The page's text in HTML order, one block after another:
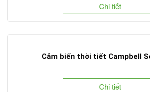
Chi tiết
Cảm biến thời tiết Campbell
Chi tiết